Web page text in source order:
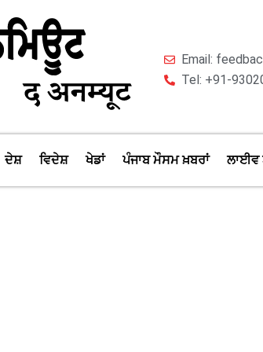
Email:
Tel: +91-
ਦੇਸ਼ ਵਿਦੇਸ਼ ਖੇਡਾਂ ਪੰਜਾਬ ਮੌਸਮ ਖ਼ਬਰਾਂ ਲਾਈਵ